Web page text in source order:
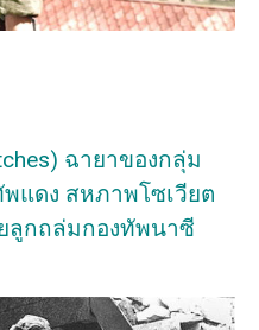
ฉายาของกลุ่ม
แดง สหภาพโซเวียต
ลูกถล่มกองทัพนาซี